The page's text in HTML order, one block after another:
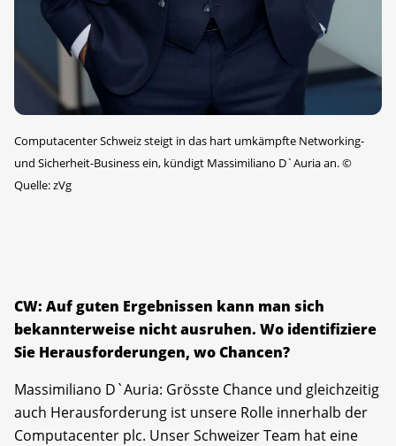
Computacenter Schweiz steigt in das hart umkämpfte Networking-
und Sicherheit-Business ein, kündigt Massimiliano D`Auria an.©
Quelle: zVg
CW: Auf guten Ergebnissen kann man sich
bekannterweise nicht ausruhen. Wo identifiziere
Sie Herausforderungen, wo Chancen?
Massimiliano D`Auria: Grösste Chance und gleichzeitig
auch Herausforderung ist unsere Rolle innerhalb der
Computacenter plc. Unser Schweizer Team hat eine